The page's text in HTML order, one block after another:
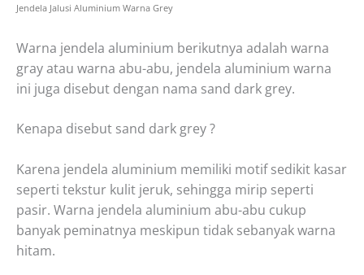
Jendela Jalusi Aluminium Warna Grey
Warna jendela aluminium berikutnya adalah warna
gray atau warna abu-abu, jendela aluminium warna
ini juga disebut dengan nama sand dark grey.
Kenapa disebut sand dark grey ?
Karena jendela aluminium memiliki motif sedikit kasar
seperti tekstur kulit jeruk, sehingga mirip seperti
pasir. Warna jendela aluminium abu-abu cukup
banyak peminatnya meskipun tidak sebanyak warna
hitam.